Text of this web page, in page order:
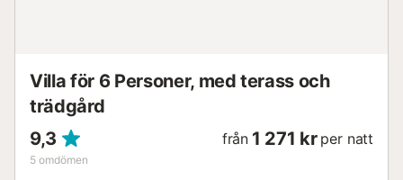
Villa för 6 Personer, med terass och
trädgård
9,3
5 omdömen
från 1 271 kr per natt